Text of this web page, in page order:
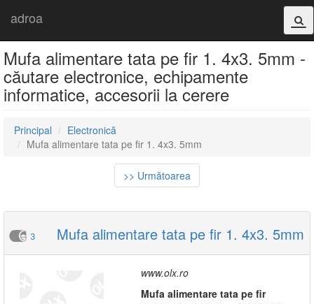
adroa
Mufa alimentare tata pe fir 1. 4x3. 5mm -
căutare electronice, echipamente
informatice, accesorii la cerere
Principal
Electronică
Mufa alimentare tata pe fir 1. 4x3. 5mm
>> Următoarea
3 Mufa alimentare tata pe fir 1. 4x3. 5mm
www.olx.ro
Mufa alimentare tata pe fir